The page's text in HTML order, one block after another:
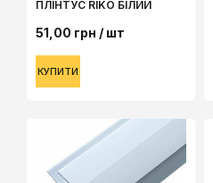
ПЛІНТУС RIKO БІЛИЙ
51,00 грн / шт
КУПИТИ